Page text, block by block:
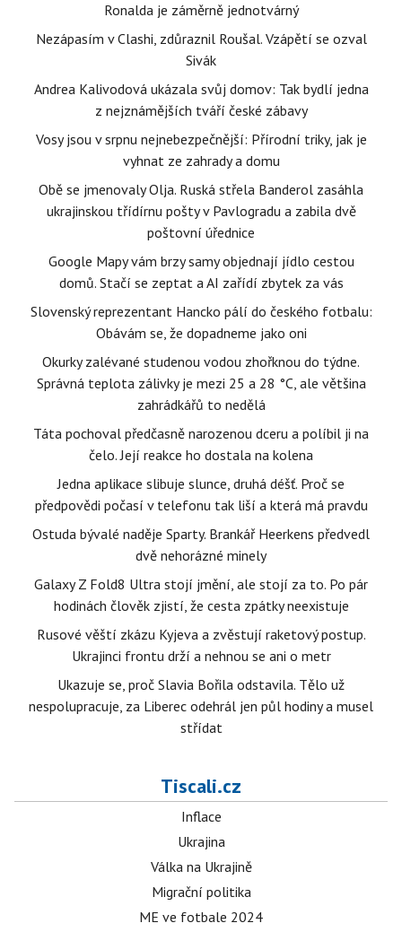
Ronalda je záměrně jednotvárný
Nezápasím v Clashi, zdůraznil Roušal. Vzápětí se ozval
Sivák
Andrea Kalivodová ukázala svůj domov: Tak bydlí jedna
z nejznámějších tváří české zábavy
Vosy jsou v srpnu nejnebezpečnější: Přírodní triky, jak je
vyhnat ze zahrady a domu
Obě se jmenovaly Olja. Ruská střela Banderol zasáhla
ukrajinskou třídírnu pošty v Pavlogradu a zabila dvě
poštovní úřednice
Google Mapy vám brzy samy objednají jídlo cestou
domů. Stačí se zeptat a AI zařídí zbytek za vás
Slovenský reprezentant Hancko pálí do českého fotbalu:
Obávám se, že dopadneme jako oni
Okurky zalévané studenou vodou zhořknou do týdne.
Správná teplota zálivky je mezi 25 a 28 °C, ale většina
zahrádkářů to nedělá
Táta pochoval předčasně narozenou dceru a políbil ji na
čelo. Její reakce ho dostala na kolena
Jedna aplikace slibuje slunce, druhá déšť. Proč se
předpovědi počasí v telefonu tak liší a která má pravdu
Ostuda bývalé naděje Sparty. Brankář Heerkens předvedl
dvě nehorázné minely
Galaxy Z Fold8 Ultra stojí jmění, ale stojí za to. Po pár
hodinách člověk zjistí, že cesta zpátky neexistuje
Rusové věští zkázu Kyjeva a zvěstují raketový postup.
Ukrajinci frontu drží a nehnou se ani o metr
Ukazuje se, proč Slavia Bořila odstavila. Tělo už
nespolupracuje, za Liberec odehrál jen půl hodiny a musel
střídat
Tiscali.cz
Inflace
Ukrajina
Válka na Ukrajině
Migrační politika
ME ve fotbale 2024